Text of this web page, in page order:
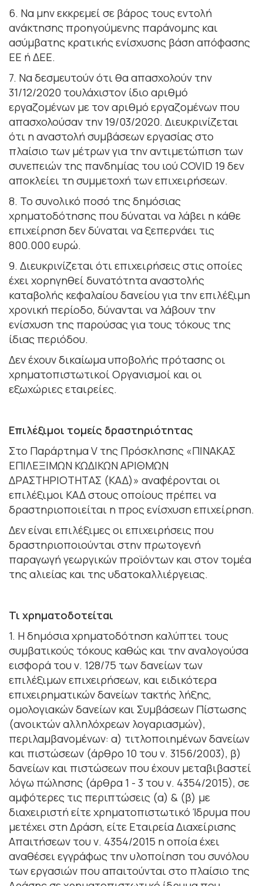
6. Να μην εκκρεμεί σε βάρος τους εντολή
ανάκτησης προηγούμενης παράνομης και
ασύμβατης κρατικής ενίσχυσης βάση απόφασης
ΕΕ ή ΔΕΕ.
7. Nα δεσμευτούν ότι θα απασχολούν την
31/12/2020 τουλάχιστον ίδιο αριθμό
εργαζομένων με τον αριθμό εργαζομένων που
απασχολούσαν την 19/03/2020. Διευκρινίζεται
ότι η αναστολή συμβάσεων εργασίας στο
πλαίσιο των μέτρων για την αντιμετώπιση των
συνεπειών της πανδημίας του ιού COVID 19 δεν
αποκλείει τη συμμετοχή των επιχειρήσεων.
8. Το συνολικό ποσό της δημόσιας
χρηματοδότησης που δύναται να λάβει η κάθε
επιχείρηση δεν δύναται να ξεπερνάει τις
800.000 ευρώ.
9. Διευκρινίζεται ότι επιχειρήσεις στις οποίες
έχει χορηγηθεί δυνατότητα αναστολής
καταβολής κεφαλαίου δανείου για την επιλέξιμη
χρονική περίοδο, δύνανται να λάβουν την
ενίσχυση της παρούσας για τους τόκους της
ίδιας περιόδου.
Δεν έχουν δικαίωμα υποβολής πρότασης οι
χρηματοπιστωτικοί Οργανισμοί και οι
εξωχώριες εταιρείες.
Επιλέξιμοι τομείς δραστηριότητας
Στο Παράρτημα V της Πρόσκλησης «ΠΙΝΑΚΑΣ
ΕΠΙΛΕΞΙΜΩΝ ΚΩΔΙΚΩΝ ΑΡΙΘΜΩΝ
ΔΡΑΣΤΗΡΙΟΤΗΤΑΣ (ΚΑΔ)» αναφέρονται οι
επιλέξιμοι ΚΑΔ στους οποίους πρέπει να
δραστηριοποιείται η προς ενίσχυση επιχείρηση.
Δεν είναι επιλέξιμες οι επιχειρήσεις που
δραστηριοποιούνται στην πρωτογενή
παραγωγή γεωργικών προϊόντων και στον τομέα
της αλιείας και της υδατοκαλλιέργειας.
Τι χρηματοδοτείται
1. Η δημόσια χρηματοδότηση καλύπτει τους
συμβατικούς τόκους καθώς και την αναλογούσα
εισφορά του ν. 128/75 των δανείων των
επιλέξιμων επιχειρήσεων, και ειδικότερα
επιχειρηματικών δανείων τακτής λήξης,
ομολογιακών δανείων και Συμβάσεων Πίστωσης
(ανοικτών αλληλόχρεων λογαριασμών),
περιλαμβανομένων: α) τιτλοποιημένων δανείων
και πιστώσεων (άρθρο 10 του ν. 3156/2003), β)
δανείων και πιστώσεων που έχουν μεταβιβαστεί
λόγω πώλησης (άρθρα 1 - 3 του ν. 4354/2015), σε
αμφότερες τις περιπτώσεις (α) & (β) με
διαχειριστή είτε χρηματοπιστωτικό Ίδρυμα που
μετέχει στη Δράση, είτε Εταιρεία Διαχείρισης
Απαιτήσεων του ν. 4354/2015 η οποία έχει
αναθέσει εγγράφως την υλοποίηση του συνόλου
των εργασιών που απαιτούνται στο πλαίσιο της